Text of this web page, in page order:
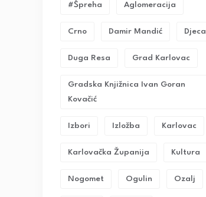
#Špreha Aglomeracija
Crno Damir Mandić Djeca
Duga Resa Grad Karlovac
Gradska Knjižnica Ivan Goran
Kovačić
Izbori Izložba Karlovac
Karlovačka Županija Kultura
Nogomet Ogulin Ozalj